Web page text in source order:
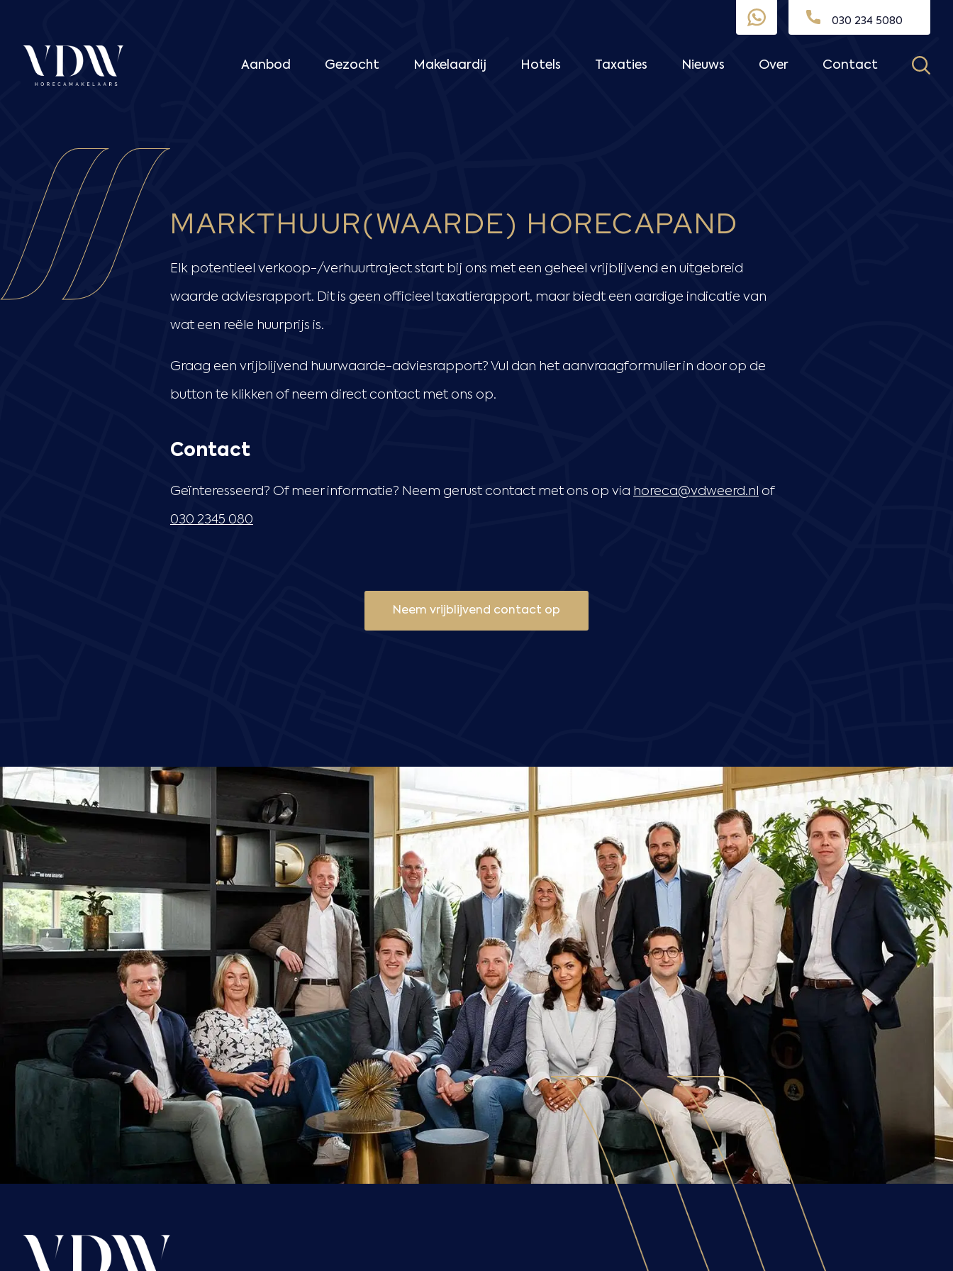
inhoud
030 234 5080
Aanbod Gezocht Makelaardij Hotels Taxaties Nieuws Over Contact
MARKTHUUR(WAARDE) HORECAPAND
Elk potentieel verkoop-/verhuurtraject start bij ons met een geheel vrijblijvend en uitgebreid
waarde adviesrapport. Dit is geen officieel taxatierapport, maar biedt een aardige indicatie van
wat een reële huurprijs is.
Graag een vrijblijvend huurwaarde-adviesrapport? Vul dan het aanvraagformulier in door op de
button te klikken of neem direct contact met ons op.
Contact
Geïnteresseerd? Of meer informatie? Neem gerust contact met ons op via horeca@vdweerd.nl of
030 2345 080
Neem vrijblijvend contact op